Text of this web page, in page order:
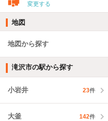
変更する
地図
地図から探す
滝沢市の駅から探す
小岩井 23件
大釜 142件